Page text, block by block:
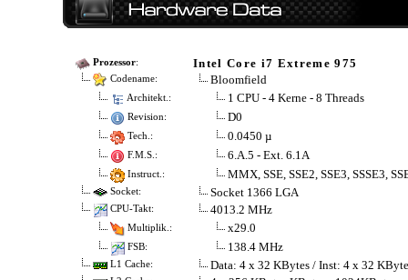
Prozessor: Intel Core i7 Extreme 975
Codename: Bloomfield
Architekt.: 1 CPU - 4 Kerne - 8 Threads
Revision: D0
Tech.: 0.0450 µ
F.M.S.: 6.A.5 - Ext. 6.1A
Instruct.: MMX, SSE, SSE2, SSE3, SSSE3,
Socket: Socket 1366 LGA
CPU-Takt: 4013.2 MHz
Multiplik.: x29.0
FSB: 138.4 MHz
L1 Cache: Data: 4 x 32 KBytes / Inst: 4 x 32